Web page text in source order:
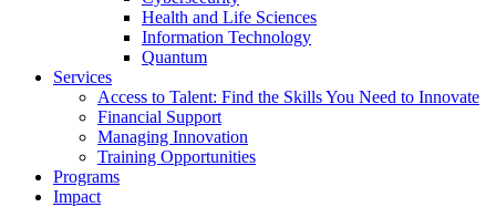
Health and Life Sciences
Information Technology
Quantum
Services
Access to Talent: Find the Skills You Need to Innovate
Financial Support
Managing Innovation
Training Opportunities
Programs
Impact